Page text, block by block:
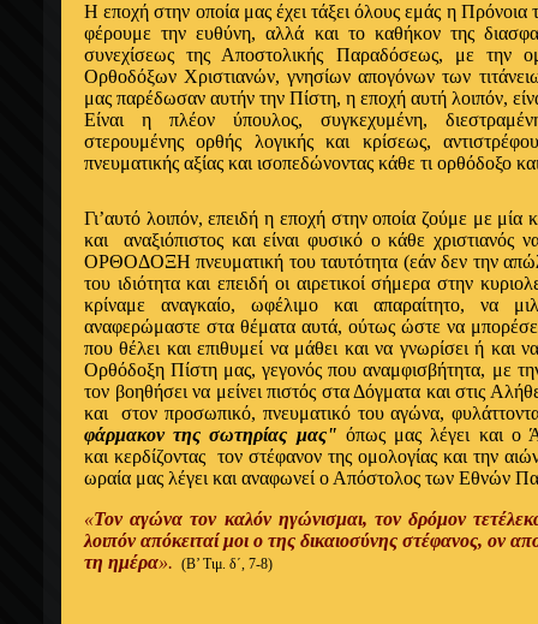
Η εποχήστην οποία μας έχειτάξειόλους εμάς η Πρόνοια
φέρουμε την ευθύνη,αλλά και το καθήκον της
συνεχίσεως της Αποστολικής Παραδόσεως, με την
Ορθοδόξων Χριστιανών, γνησίωναπογόνωντων
μας παρέδωσαν αυτήν την Πίστη, η εποχή αυτή λοιπόν,
Είναι η πλέον ύπουλος, συγκεχυμένη,
στερουμένηςορθής λογικής και κρίσεως,
πνευματικής αξίας και ισοπεδώνοντας κάθε τι ορθόδοξο
Γι’αυτό λοιπόν, επειδήη εποχή στηνοποίαζούμε με μία
και
αναξιόπιστος και είναι φυσικό οκάθε χριστιανός
ΟΡΘΟΔΟΞΗ πνευματική του ταυτότητα (εάνδεν την
του ιδιότητακαιεπειδή οι αιρετικοί σήμερα στην
κρίναμε αναγκαίο, ωφέλιμο και απαραίτητο, να
αναφερώμαστε στα θέματα αυτά, ούτως ώστε να
που θέλει και επιθυμεί να μάθει και να γνωρίσει ή και
Ορθόδοξη Πίστη μας, γεγονός πουαναμφισβήτητα, με
τον βοηθήσει να μείνει πιστός στα Δόγματα και στις
και
στον προσωπικό, πνευματικό τουαγώνα,
φάρμακον της σωτηρίας μας" όπως μας λέγει και ο
και κερδίζοντας τον στέφανον της ομολογίας και την
ωραία μας λέγει και αναφωνεί ο Απόστολος των Εθνών
«Τον αγώνα τον καλόν ηγώνισμαι, τον δρόμον
λοιπόν απόκειταί μοι ο της δικαιοσύνης στέφανος, ον
τη ημέρα». (Β’ Τιμ. δ΄, 7-8)